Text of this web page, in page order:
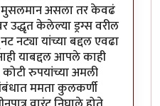
मुसलमान असला तर केवढं
उद्धृत केलेल्या ड्रग्स वरील
नट्या यांच्या बद्दल एवढा
याबद्दल आपले काही
रुपयांच्या अमली
ममता कुलकर्णी